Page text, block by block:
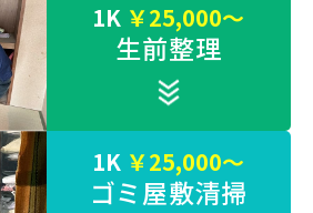
1K ￥25,000～
生前整理
1K ￥25,000～
ゴミ屋敷清掃